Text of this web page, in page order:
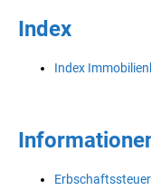
Index
Index